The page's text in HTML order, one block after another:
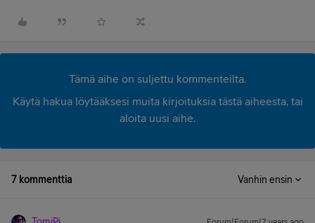
Tämä aihe on suljettu kommenteilta.
Käytä hakua löytääksesi muita kirjoituksia tästä aiheesta, tai
aloita uusi aihe.
7 kommenttia Vanhin ensin